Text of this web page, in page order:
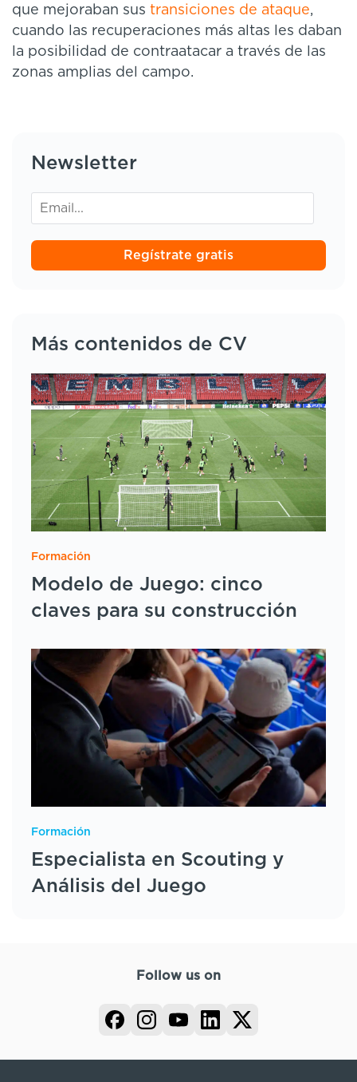
que mejoraban sus transiciones de ataque,
cuando las recuperaciones más altas les daban
la posibilidad de contraatacar a través de las
zonas amplias del campo.
Newsletter
Regístrate gratis
Más contenidos de CV
Formación
Modelo de Juego: cinco
claves para su construcción
Formación
Especialista en Scouting y
Análisis del Juego
Follow us on